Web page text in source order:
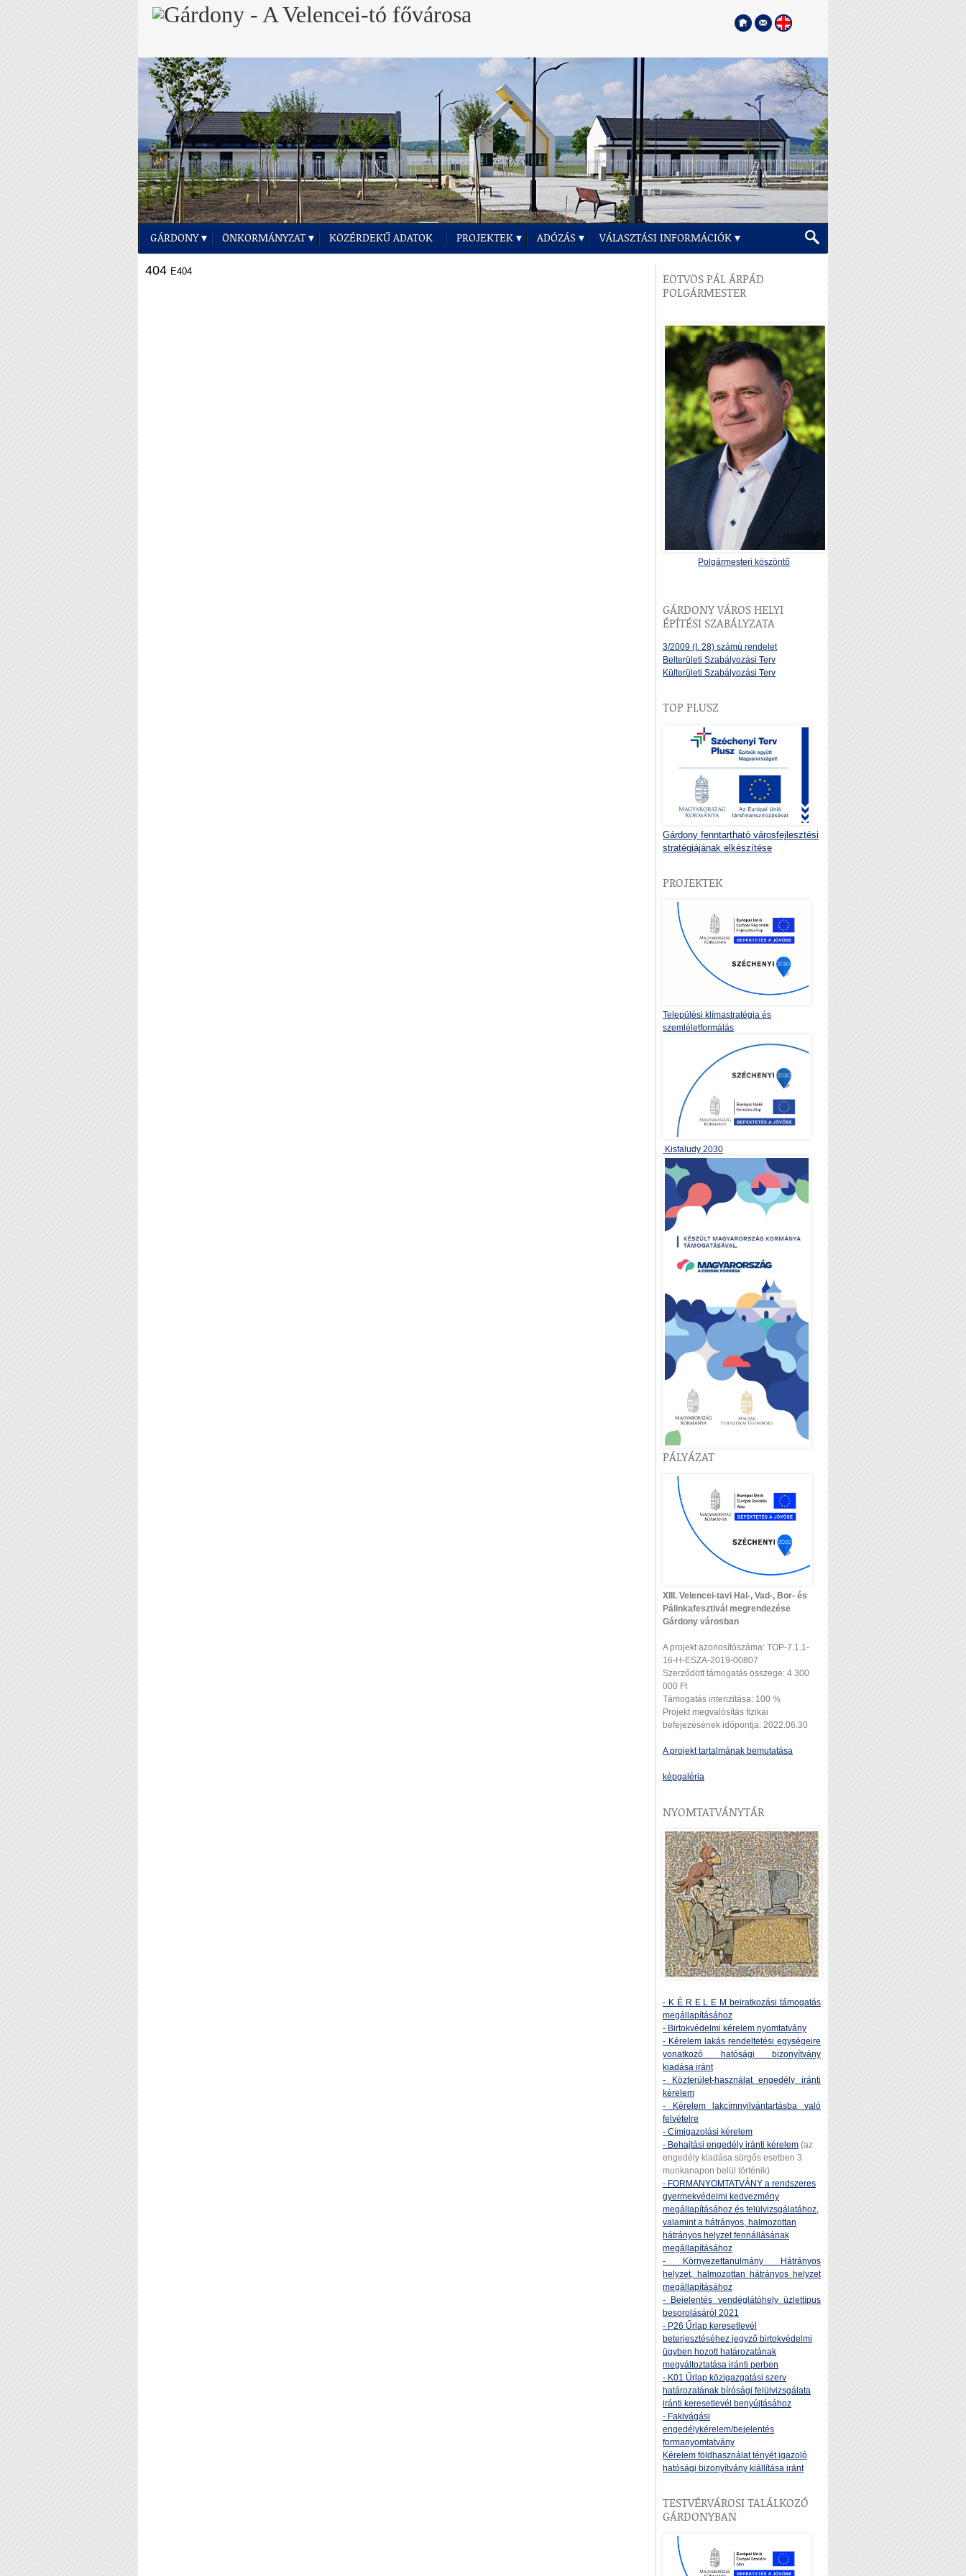
GÁRDONY ÖNKORMÁNYZAT KÖZÉRDEKŰ ADATOK PROJEKTEK ADÓZÁS VÁLASZTÁSI INFORMÁCIÓK
404 E404
EÖTVÖS PÁL ÁRPÁD
POLGÁRMESTER
Polgármesteri köszöntő
GÁRDONY VÁROS HELYI
ÉPÍTÉSI SZABÁLYZATA
3/2009 (I. 28) számú rendelet
Belterületi Szabályozási Terv
Külterületi Szabályozási Terv
TOP PLUSZ
Gárdony fenntartható városfejlesztési
stratégiájának elkészítése
PROJEKTEK
Települési klímastratégia és
szemléletformálás
Kisfaludy 2030
PÁLYÁZAT
XIII. Velencei-tavi Hal-, Vad-, Bor- és
Pálinkafesztivál megrendezése
Gárdony városban
A projekt azonosítószáma: TOP-7.1.1-
16-H-ESZA-2019-00807
Szerződött támogatás összege: 4 300
000 Ft
Támogatás intenzitása: 100 %
Projekt megvalósítás fizikai
befejezésének időpontja: 2022.06.30
A projekt tartalmának bemutatása
képgaléria
NYOMTATVÁNYTÁR
- K É R E L E M beiratkozási támogatás
megállapításához
- Birtokvédelmi kérelem nyomtatvány
- Kérelem lakás rendeltetési egységeire
vonatkozó hatósági bizonyítvány
kiadása iránt
- Közterület-használat engedély iránti
kérelem
- Kérelem lakcímnyilvántartásba való
felvételre
- Címigazolási kérelem
- Behajtási engedély iránti kérelem (az
engedély kiadása sürgős esetben 3
munkanapon belül történik)
- FORMANYOMTATVÁNY a rendszeres
gyermekvédelmi kedvezmény
megállapításához és felülvizsgálatához,
valamint a hátrányos, halmozottan
hátrányos helyzet fennállásának
megállapításához
- Környezettanulmány Hátrányos
helyzet, halmozottan hátrányos helyzet
megállapításához
- Bejelentés vendéglátóhely üzlettípus
besorolásáról 2021
- P26 Űrlap keresetlevél
beterjesztéséhez jegyző birtokvédelmi
ügyben hozott határozatának
megváltoztatása iránti perben
- K01 Űrlap közigazgatási szerv
határozatának bírósági felülvizsgálata
iránti keresetlevél benyújtásához
- Fakivágási
engedélykérelem/bejelentés
formanyomtatvány
Kérelem földhasználat tényét igazoló
hatósági bizonyítvány kiállítása iránt
TESTVÉRVÁROSI TALÁLKOZÓ
GÁRDONYBAN